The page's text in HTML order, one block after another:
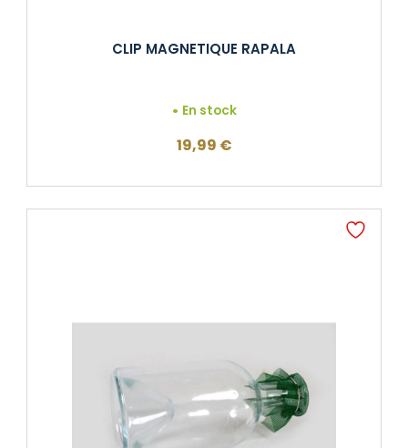
CLIP MAGNETIQUE RAPALA
En stock
19,99 €